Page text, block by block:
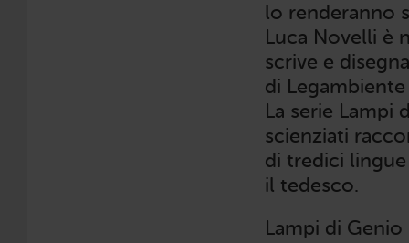
lo renderanno
Luca Novelli è
scrive e
di
La serie Lampi
scienziati
di tredici
il tedesco.
Lampi di